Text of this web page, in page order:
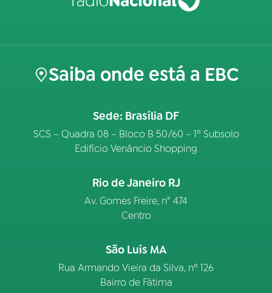
Saiba onde está a EBC
Sede: Brasília DF
SCS – Quadra 08 – Bloco B 50/60 – 1º Subsolo
Edifício Venâncio Shopping
Rio de Janeiro RJ
Av. Gomes Freire, n° 474
Centro
São Luís MA
Rua Armando Vieira da Silva, nº 126
Bairro de Fátima